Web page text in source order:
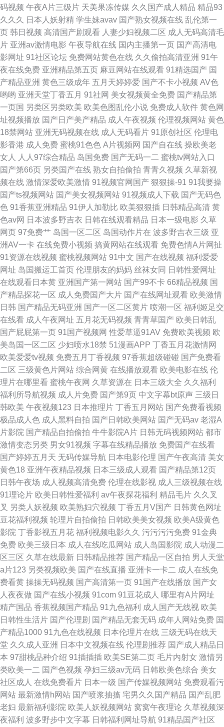
大香蕉艹 伊人99福利在线 亚洲色图国产精品 日韩综合在线精品 女同免费网
站ww 国外碰视频网站91 超碰刺激福利 91小电影 97资源男天堂 成人色导航
在线 99在线精品国自产 91片子 91黄色颜色 91精品国产高清久久 91超碰在
线免费 91免费看黄色大片 91高跟丝袜在线观看 91变态福利 91巨炮永久 91
国产品美女视频 91爱爱在线影院 尤物91网站 香蕉视频下载黄 国产一A一a
码视频 午夜A片三级片 天美果冻传媒 久久国产成人精品 精品93
久久久
日本人妖射精 学生妹avav 国产熟女视频在线 乱伦第一
页 韩日视频 高清国产剧观看 人妻少妇视频二区 成人无码高清毛
片 亚洲av激情电影 午夜导航在线 国内主播第一页 国产高清电
影网址 91社区论坛 免费网站黄色在线 久久偷拍高清亚洲 91午
夜在线免费 亚洲精品第五页 麻豆网站在线观看 91精选国产 国
产精品亚洲 黄色三级成年 五月天婷婷爱 国产不卡小视频 AV色
哟哟 亚洲天堂丁香五月 91社网 美女视频黄全免费 国产精品第
一页国 另类区另类欧美 欧美色图乱伦小说 免费成人软件 黄色网
址视频播放 国产日产美产精品 成人午夜视频 伦理视频网站 黄色
18禁网站 亚洲无码视频在线 成人无码看片 91原创社区 伦理电
影香港 成人免费 蜜桃91色色 A片视频网 国产自在线 操欧美老
女人
人人97综合精品 岛国免费 国产无码一二 蜜桃tv网站入口
国产第66页 另类国产在线 熟女自拍偷拍 青青久视频 久草新视
频在线 激情深爱欧美激情 91视频官网国产 狠狠操-91 91我要操
国产ts视频网站 国产美女视频网站 91视频成人下载 国产无码色
色 91香蕉亚洲精品 91伊人加勒比 欧美狠狠插 日韩精品高清 黄
色av网 日本波多野吉衣 日韩在线观看精品 日本一级电影 久草
网页 97免费艹 岛国一区二区 岛国动作片在 波多野吉衣三级 亚
洲AV一卡 在线免费小视频 搞黄网站在线观看 免费色情A片网扯
91资源在线视频 蜜桃视频网站 91中文 国产在线视频 福利爱爱
网址 岛国搬运工首页 伦理朋友的妈妈 丝袜女同 日韩性爱网址
在线观看日本黄 亚洲国产第一网站 国产99不卡 66精品视频 国
产精品探花一区 成人免费国产大片 国产在线网址观看 欧美激情
日韩 国产精品无码亚洲 国产一区二区黄片 喷潮一区 福利姬足交
在线看 成人午夜网址 五月花无码视频 青青草国产 欧美日韩乱
国产屁屁第一页 91国产视频网 性爱草逼91AV 免费欧美视频 欧
美岛国一区二区 少妇喷水18禁 51漫画APP 丁香五月花激情网
欧美爱爱tv视频 免费五月丁香视频 97香蕉超级碰碰 国产免费看
二区 三级黄色片网站 综合网黄 在线播放观看 欧美电影在线 伦
理片在哪里看 蜜桃午夜网 久草资源在 日本三级大全 久久福利
福利所导航视频 成人片免费 国产第9页 中文字幕bt原声 三级日
韩欧美 午夜视频123 日本推理片 丁香五月网站 国产免费看视频
极品成人色 成人黑料自拍 国产日韩欧美网站 国产无码av 老湿A
片影院 国产精品自拍偷拍 牛牛影院A片 日韩无码视频网站 都市
激情变态另类 男女91视频 字幕在线精品播放 免费国产在线看
国产婷婷五月天 无码传媒导航 日本电影伦理 国产午夜高清 美女
黄色18 亚洲午夜精品视频 日本三级成人观看 国产精品第12页
日韩午夜场 成人视频高清免费 伦理在线影视 成人三级视频在线
91理论片 欧美日韩性爱福利 av午夜探花福利 精品毛片 久久叉
叉 另类人妖视频 欧美熟妇穴视频 丁香五月V国产 日韩黄色网址
豆花福利视频 轮理片自拍偷拍 日韩欧美美女视频 欧美A级黄色
影院 丁香影视五月花 福利视频电影久久 污污污污免费 91金典
免费 欧美三级日本 成人在线吃瓜网站 成人岛国影院 成人动漫二
区三区 久草在线最新 日韩精品推荐 国产精品一区自拍 男人天堂
a片123 另类视频欧美 国产在线直播 亚洲卡一卡二 成人在线免
费看黄 操操无码视频 国产高清第一页 91国产在线播放 国产女
人夜夜做 国产在线小视频 91com 91豆花成人 哪里有A片网址
精产国品 香蕉视频国产精品 91九色福利 成人国产无线视 欧美
日韩性生活片 国产伦理剧 国产精品无套无码 成年人网站免费 国
产精品1000 91九色在线视频 日本伦理片在线 三级无码在线天
堂 久久成人亚洲 日本中文视频在线 伦理剧推荐 国产成人精品日
本 97甜桃品种介绍 91插插插 欧美SE第二页 毛片内射女 激情另
类欧美一二 国产色视频 孕妇三级av无码 日韩欧美色综合 美女
社区成人 在线免费看片 日本一级 国产传媒视频网站 免费观看污
网站 最新激情h网站 国产喷浆抽搐 宅男久久国产精品 国产乱肥
老妇 最新福利影院 欧美人妖视频网站 窝窝午夜理论 久草视频深
夜福利 波多野步中文字幕 日韩福利网址导航 91精品国产社区